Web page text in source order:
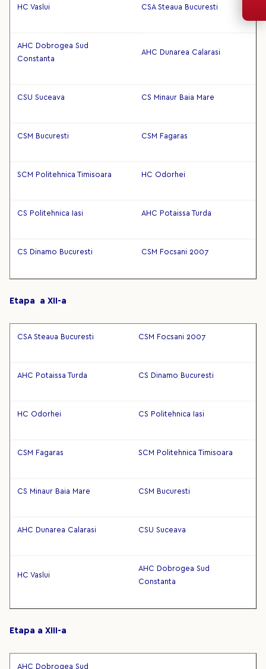
HC Vaslui CSA Steaua Bucuresti
AHC Dobrogea Sud
Constanta
AHC Dunarea Calarasi
CSU Suceava CS Minaur Baia Mare
CSM Bucuresti CSM Fagaras
SCM Politehnica Timisoara HC Odorhei
CS Politehnica Iasi AHC Potaissa Turda
CS Dinamo Bucuresti CSM Focsani 2007
Etapa a XII-a
CSA Steaua Bucuresti CSM Focsani 2007
AHC Potaissa Turda CS Dinamo Bucuresti
HC Odorhei CS Politehnica Iasi
CSM Fagaras SCM Politehnica Timisoara
CS Minaur Baia Mare CSM Bucuresti
AHC Dunarea Calarasi CSU Suceava
HC Vaslui
AHC Dobrogea Sud
Constanta
Etapa a XIII-a
AHC Dobrogea Sud